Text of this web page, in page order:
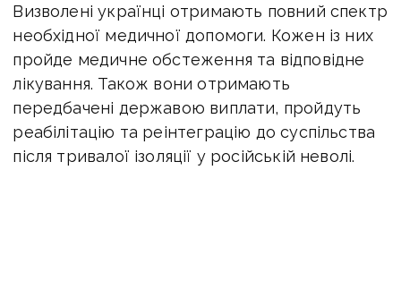
Визволені українці отримають повний спектр
необхідної медичної допомоги. Кожен із них
пройде медичне обстеження та відповідне
лікування. Також вони отримають
передбачені державою виплати, пройдуть
реабілітацію та реінтеграцію до суспільства
після тривалої ізоляції у російській неволі.